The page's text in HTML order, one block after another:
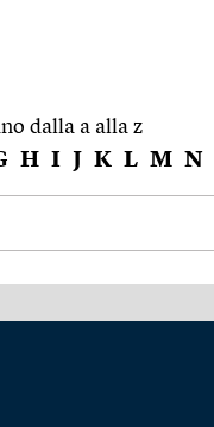
dalla a alla z
H I J K L M N